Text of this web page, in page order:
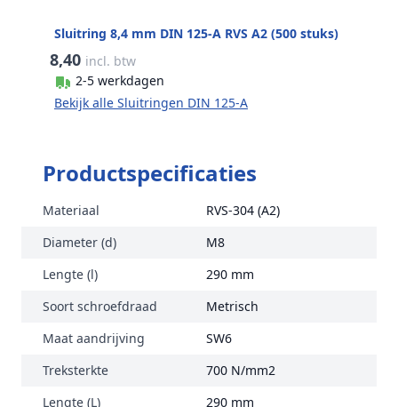
Sluitring 8,4 mm DIN 125-A RVS A2 (500 stuks)
8,40 incl. btw
2-5 werkdagen
Bekijk alle Sluitringen DIN 125-A
Productspecificaties
Materiaal
RVS-304 (A2)
Diameter (d)
M8
Lengte (l)
290 mm
Soort schroefdraad
Metrisch
Maat aandrijving
SW6
Treksterkte
700 N/mm2
Lengte (L)
290 mm